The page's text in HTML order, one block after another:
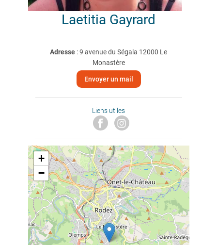
Laetitia Gayrard
Adresse : 9 avenue du Ségala 12000 Le
Monastère
Envoyer un mail
Liens utiles
+
−